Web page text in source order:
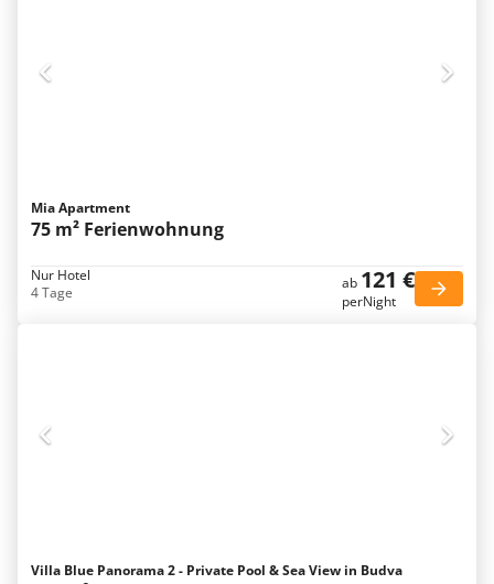
Mia Apartment
75 m² Ferienwohnung
Nur Hotel
4 Tage
ab 121 €
perNight
Villa Blue Panorama 2 - Private Pool & Sea View in Budva